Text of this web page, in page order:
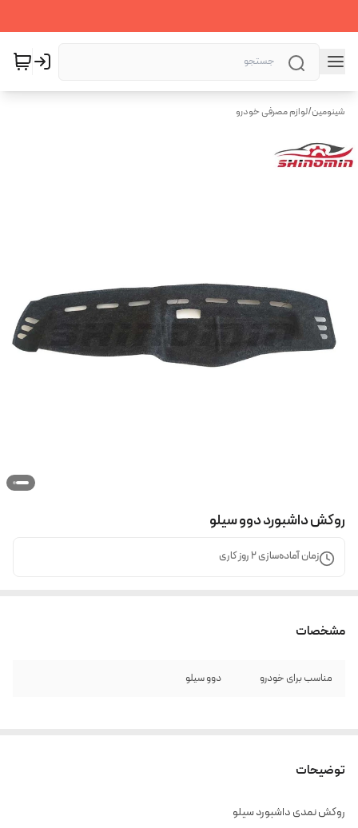
شینومین/لوازم مصرفی خودرو
روکش داشبورد دوو سیلو
زمان آماده‌سازی2روز کاری
مشخصات
مناسب برای خودرو دوو سیلو
توضیحات
روکش نمدی داشبورد سیلو